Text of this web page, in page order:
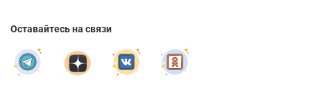
Оставайтесь на связи